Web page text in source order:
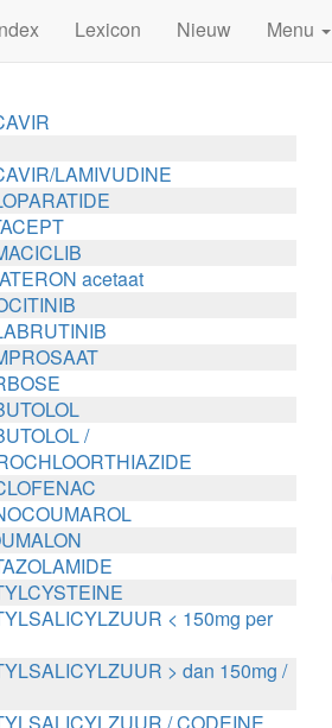
Lexicon Nieuw Menu
LAMIVUDINE
acetaat
/
< 150mg per
> dan 150mg /